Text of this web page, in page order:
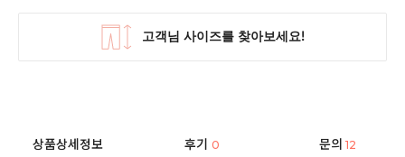
상품상세정보 후기0 문의 12